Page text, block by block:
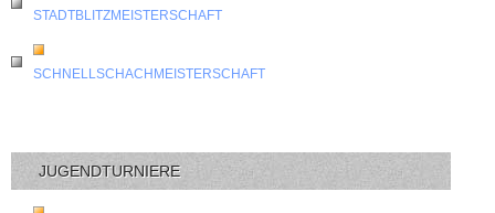
STADTBLITZMEISTERSCHAFT
SCHNELLSCHACHMEISTERSCHAFT
JUGENDTURNIERE